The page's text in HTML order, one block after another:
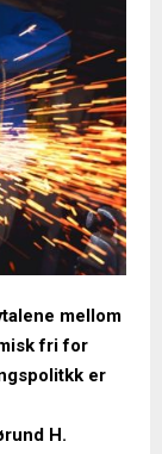
mellom
fri for
er
H.